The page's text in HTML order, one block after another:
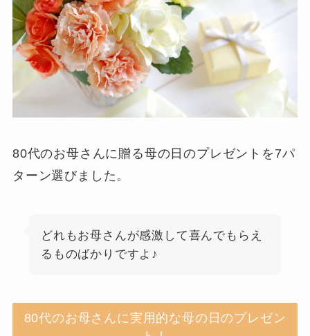
80代のお母さんに贈る母の日のプレゼントを7パ
ターン選びました。
どれもお母さんが感激して喜んでもらえ
るものばかりですよ♪
80代のお母さんに実用的な母の日のプレゼン